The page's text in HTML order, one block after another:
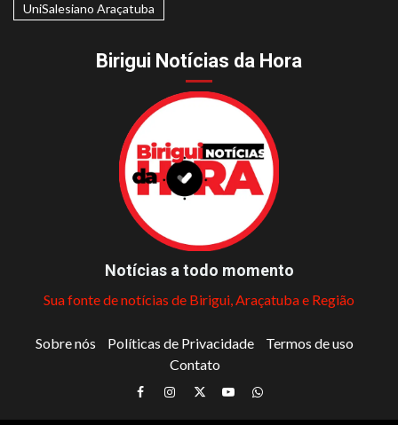
UniSalesiano Araçatuba
Birigui Notícias da Hora
Notícias a todo momento
Sua fonte de notícias de Birigui, Araçatuba e Região
Sobre nós Políticas de Privacidade
Termos de uso
Contato
Facebook
Instagram
TwitterYoutubeWhatsapp